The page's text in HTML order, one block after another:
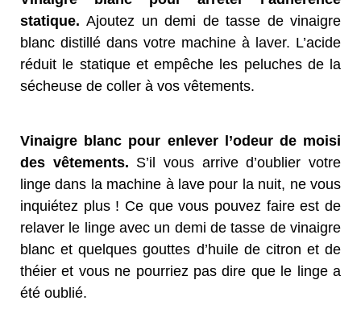
statique.Ajoutez un demi de tasse de vinaigre
blanc distillé dans votre machine à laver. L’acide
réduit le statique et empêche les peluches de la
sécheuse de coller à vos vêtements.
Vinaigre blanc pour enlever l’odeur de moisi
des vêtements. S’il vous arrive d’oublier votre
linge dans la machine à lave pour la nuit, ne vous
inquiétez plus ! Ce que vous pouvez faire est de
relaver le linge avec un demi de tasse de vinaigre
blanc et quelques gouttes d’huile de citron et de
théier et vous ne pourriez pas dire que le linge a
été oublié.